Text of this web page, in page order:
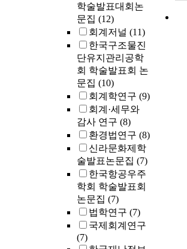
학술발표대회논
문집 (12)
회계저널 (11)
한국구조물진
단유지관리공학
회 학술발표회 논
문집 (10)
회계학연구 (9)
회계·세무와
감사 연구 (8)
환경법연구 (8)
신라문화제학
술발표논문집 (7)
한국항공우주
학회 학술발표회
논문집 (7)
법학연구 (7)
국제회계연구
(7)